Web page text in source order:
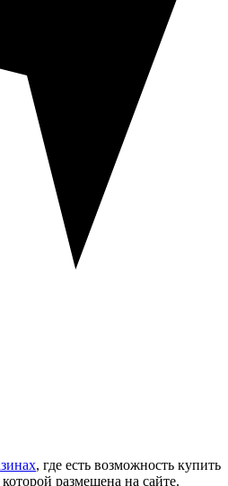
, где есть возможность купить
размещена на сайте.